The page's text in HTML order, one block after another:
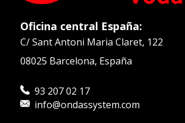
Oficina central España:
C/ Sant Antoni Maria Claret, 122
08025 Barcelona, España
93 207 02 17
info@ondassystem.com